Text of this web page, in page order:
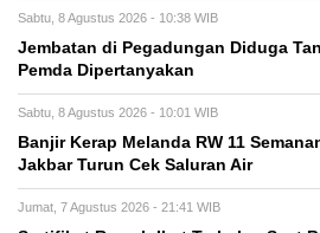
Sabtu, 8 Agustus 2026 - 10:38 WIB
Jembatan di Pegadungan Diduga
Pemda Dipertanyakan
Sabtu, 8 Agustus 2026 - 10:01 WIB
Banjir Kerap Melanda RW 11
Jakbar Turun Cek Saluran Air
Jumat, 7 Agustus 2026 - 21:41 WIB